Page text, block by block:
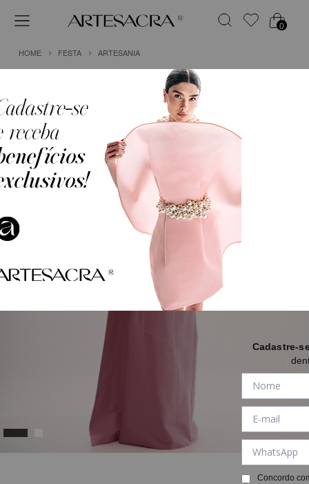
0
HOME FESTA ARTESANIA
1
Cadastre-
Concordo